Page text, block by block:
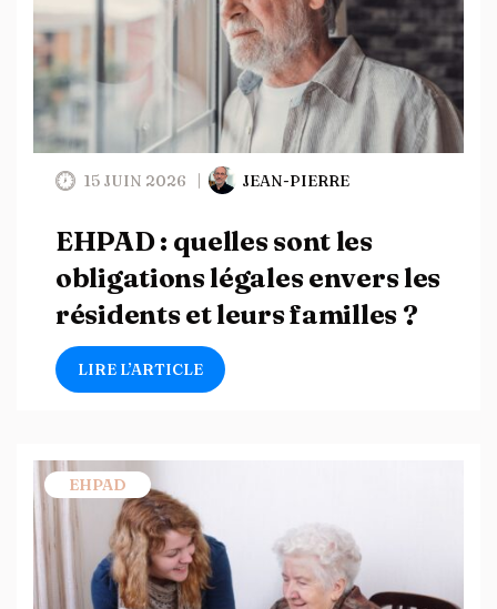
15 JUIN 2026 JEAN-PIERRE
EHPAD : quelles sont les
obligations légales envers les
résidents et leurs familles ?
LIRE L’ARTICLE
EHPAD